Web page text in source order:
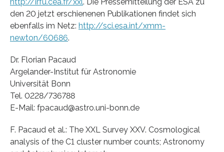
den 20 jetzt erschienenen Publikationen findet sich
ebenfalls im Netz: http://sci.esa.int/xmm-
newton/60686.
Dr. Florian Pacaud
Argelander-Institut für Astronomie
Universität Bonn
Tel. 0228/736788
E-Mail: fpacaud@astro.uni-bonn.de
F. Pacaud et al.: The XXL Survey XXV. Cosmological
analysis of the C1 cluster number counts; Astronomy